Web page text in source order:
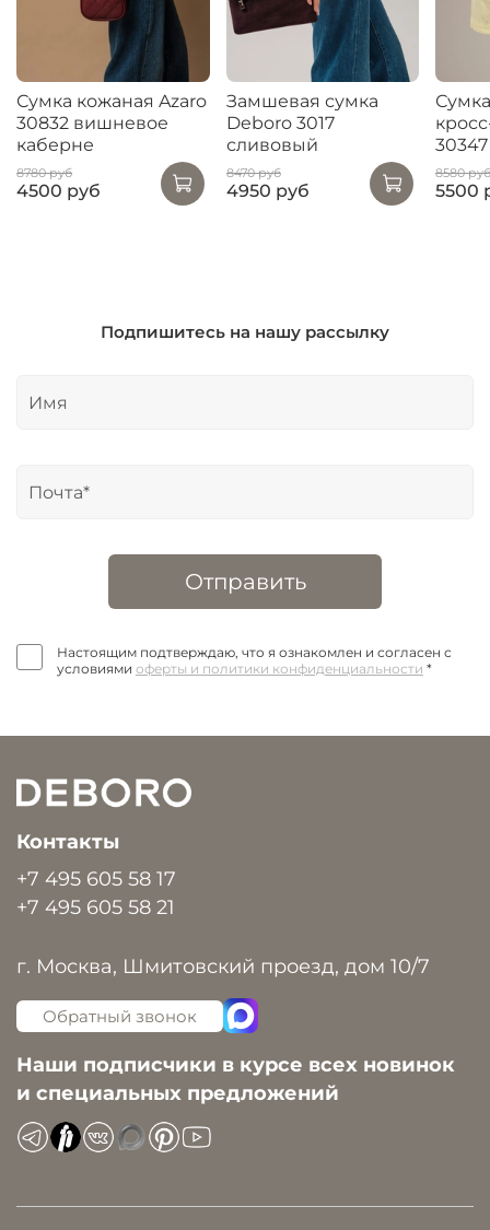
Сумка кожаная Azaro
30832 вишневое
каберне
8780 руб
4500 руб
Замшевая сумка
Deboro 3017
сливовый
8470 руб
4950 руб
8580 руб
5500
Подпишитесь на нашу рассылку
Отправить
Настоящим подтверждаю, что я ознакомлен и согласен с
условиями оферты и политики конфиденциальности *
Контакты
+7 495 605 58 17
+7 495 605 58 21
г. Москва, Шмитовский проезд, дом 10/7
Обратный звонок
Наши подписчики в курсе всех новинок
и специальных предложений